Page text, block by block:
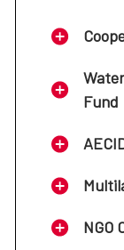
Fund
NGO